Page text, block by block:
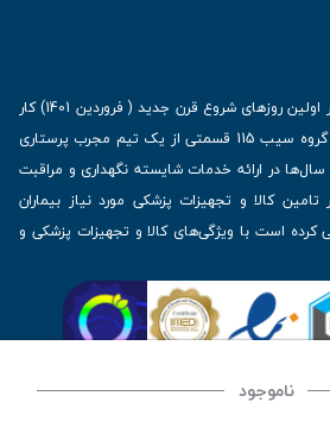
ناموجود
فروشگاه اینترنتی سیب 115 در اولین روزهای شروع قرن جدید ( فروردین 1401) کار
خود را آغاز کرد. از آنجایی که گروه سیب 115 قسمتی از یک تیم مجرب پرستاری
در ارائه خدمات شایسته نگهداری و مراقبت
کالا و تجهیزات پزشکی مورد نیاز بیماران
است با ویژگی‌های کالا و تجهیزات پزشکی و
بسیار ارزشمندی را دارا می‌باشد